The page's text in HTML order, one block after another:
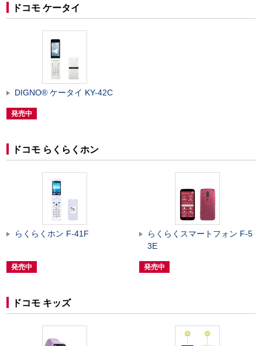
ドコモ ケータイ
DIGNO® ケータイ KY-42C
発売中
ドコモ らくらくホン
らくらくホン F-41F
発売中
らくらくスマートフォン F-5
3E
発売中
ドコモ キッズ